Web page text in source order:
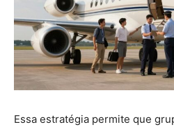
Essa estratégia permite que